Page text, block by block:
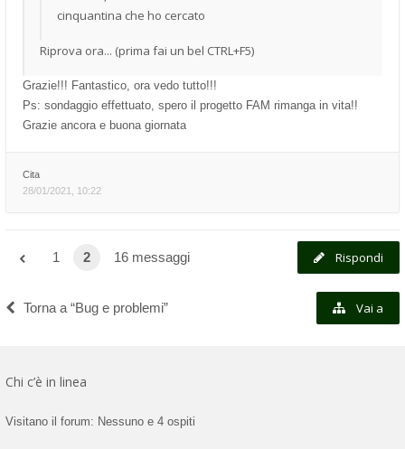
cinquantina che ho cercato
Riprova ora... (prima fai un bel CTRL+F5)
Grazie!!! Fantastico, ora vedo tutto!!!
Ps: sondaggio effettuato, spero il progetto FAM rimanga in vita!!
Grazie ancora e buona giornata
Cita
28/01/2021, 10:22
1 2 16 messaggi Rispondi
Torna a “Bug e problemi” Vai a
Chi c’è in linea
Visitano il forum: Nessuno e 4 ospiti